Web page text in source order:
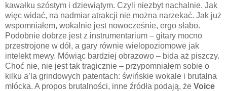
kawałku szóstym i dziewiątym. Czyli niezbyt nachalnie. Jak
więc widać, na nadmiar atrakcji nie można narzekać. Jak już
wspomniałem, wokalnie jest nowocześnie, ergo słabo.
Podobnie dobrze jest z instrumentarium – gitary mocno
przestrojone w dół, a gary równie wielopoziomowe jak
intelekt mewy. Mówiąc bardziej obrazowo – bida aż piszczy.
Choć nie, nie jest tak tragicznie – przypomniałem sobie o
kilku a’la grindowych patentach: świńskie wokale i brutalna
młócka. A propos brutalności, inne źródła podają, że Voice